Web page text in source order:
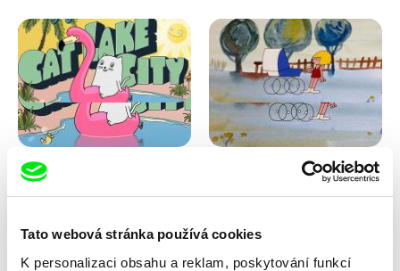
Tato webová stránka používá cookies
K personalizaci obsahu a reklam, poskytování funkcí
Antje Heyn
Cat Lake City